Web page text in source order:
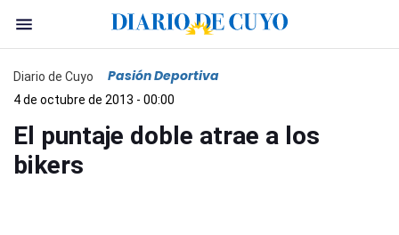
Diario de Cuyo Pasión Deportiva
4 de octubre de 2013 - 00:00
El puntaje doble atrae a los
bikers